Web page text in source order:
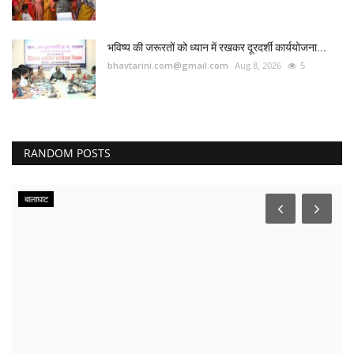
भविष्य की जरूरतों को ध्यान में रखकर दूरदर्शी कार्ययोजना...
bhavtarini.com@gmail.com Aug 8, 2026 5
RANDOM POSTS
बालाघाट